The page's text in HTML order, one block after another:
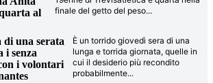
al
finale del getto del peso...
di una serata
i senza
i volontari
È un torrido giovedì sera di una
lunga e torrida giornata, quelle in
cui il desiderio più recondito
probabilmente...